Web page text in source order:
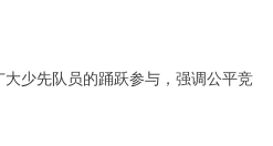
少先队员的踊跃参与，强调公平竞